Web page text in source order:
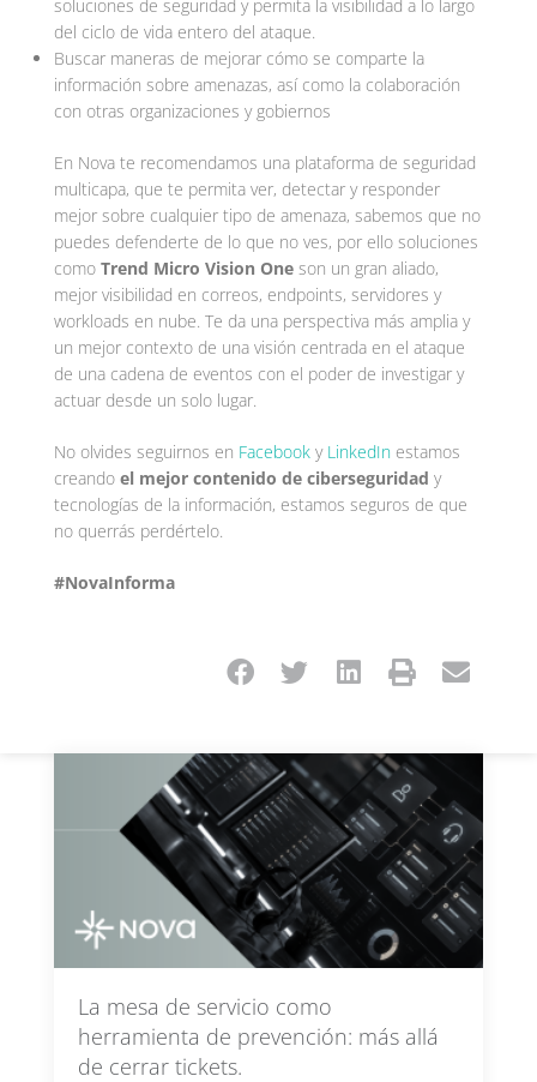
soluciones de seguridad y permita la visibilidad a lo largo
del ciclo de vida entero del ataque.
Buscar maneras de mejorar cómo se comparte la
información sobre amenazas, así como la colaboración
con otras organizaciones y gobiernos
En Nova te recomendamos una plataforma de seguridad
multicapa, que te permita ver, detectar y responder
mejor sobre cualquier tipo de amenaza, sabemos que no
puedes defenderte de lo que no ves, por ello soluciones
como Trend Micro Vision Oneson un gran aliado,
mejor visibilidad en correos, endpoints, servidores y
workloads en nube. Te da una perspectiva más amplia y
un mejor contexto de una visión centrada en el ataque
de una cadena de eventos con el poder de investigar y
actuar desde un solo lugar.
No olvides seguirnos en Facebooky LinkedInestamos
creando el mejor contenido de ciberseguridad y
tecnologías de la información, estamos seguros de que
no querrás perdértelo.
#NovaInforma
La mesa de servicio como
herramienta de prevención: más allá
de cerrar tickets.